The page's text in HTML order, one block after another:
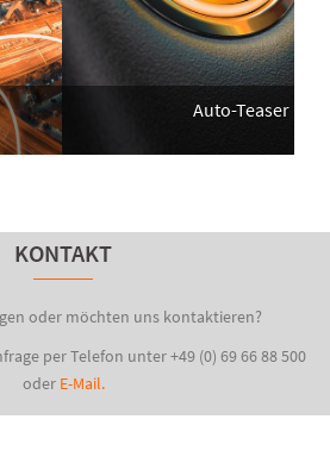
Auto-Teaser
KONTAKT
oder möchten uns kontaktieren?
per Telefon unter +49 (0) 69 66 88 500
oder E-Mail.